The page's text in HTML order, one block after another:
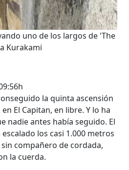
uno de los largos de 'The
Kurakami
la quinta ascensión
en El Capitan, en libre. Y lo ha
nadie antes había seguido. El
los casi 1.000 metros
compañero de cordada,
la cuerda.